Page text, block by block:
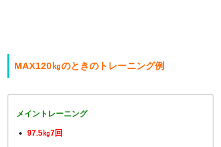
MAX120㎏のときのトレーニング例
メイントレーニング
97.5㎏7回